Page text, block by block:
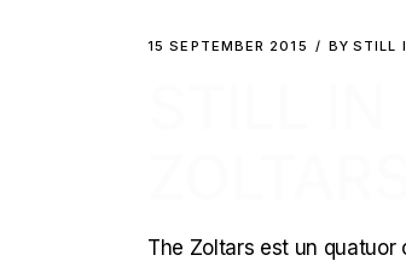
15 SEPTEMBER 2015 BY STILL
The Zoltars est un quatuor